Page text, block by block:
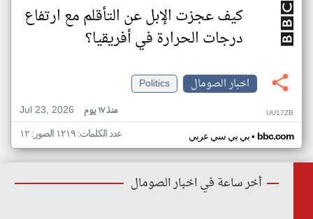
كيف عجزت الإبل عن التأقلم مع ارتفاع
درجات الحرارة في أفريقيا؟
اخبار الصومال
Politics
Jul 23, 2026
منذ ١٧ يوم UU17ZB
بي بي سي عربي• bbc.com عدد الكلمات: ١٢١٩ الصور: ١٢
أخر ساعة في اخبار الصومال